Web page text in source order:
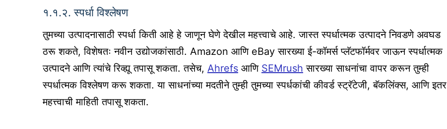
१.१.२. स्पर्धा विश्लेषण
तुमच्या उत्पादनासाठी स्पर्धा किती आहे हे जाणून घेणे देखील महत्त्वाचे आहे. जास्त स्पर्धात्मक उत्पादने निवडणे अवघड
ठरू शकते, विशेषतः नवीन उद्योजकांसाठी. Amazon आणि eBay सारख्या ई-कॉमर्स प्लॅटफॉर्मवर जाऊन स्पर्धात्मक
उत्पादने आणि त्यांचे रिव्ह्यू तपासू शकता. तसेच, Ahrefs आणि SEMrush सारख्या साधनांचा वापर करून तुम्ही
स्पर्धात्मक विश्लेषण करू शकता. या साधनांच्या मदतीने तुम्ही तुमच्या स्पर्धकांची कीवर्ड स्ट्रॅटेजी, बॅकलिंक्स, आणि इतर
महत्त्वाची माहिती तपासू शकता.